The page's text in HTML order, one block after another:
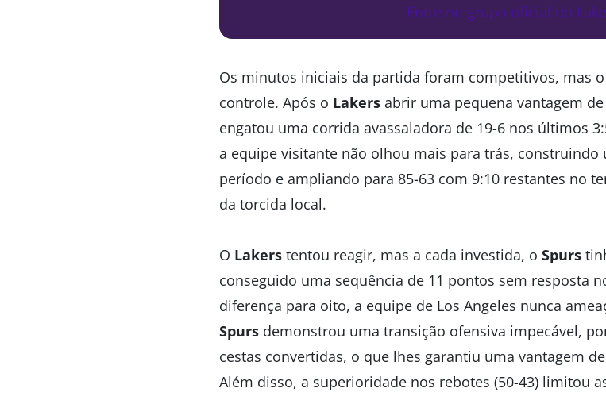
Entre no grupo oficial do
Os minutos iniciais da partida foram competitivos, mas o
controle. Após o Lakers abrir uma pequena vantagem
engatou uma corrida avassaladora de 19-6 nos últimos
a equipe visitante não olhou mais para trás, construindo
período e ampliando para 85-63 com 9:10 restantes no
da torcida local.
O Lakers tentou reagir, mas a cada investida, o Spurs
conseguido uma sequência de 11 pontos sem resposta
diferença para oito, a equipe de Los Angeles nunca
Spurs demonstrou uma transição ofensiva impecável,
cestas convertidas, o que lhes garantiu uma vantagem
Além disso, a superioridade nos rebotes (50-43) limitou